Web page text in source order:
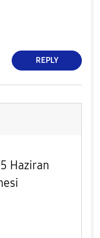
REPLY
Haziran